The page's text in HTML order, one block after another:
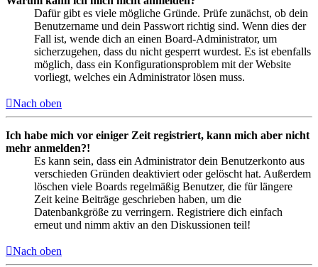
Dafür gibt es viele mögliche Gründe. Prüfe zunächst, ob dein
Benutzername und dein Passwort richtig sind. Wenn dies der
Fall ist, wende dich an einen Board-Administrator, um
sicherzugehen, dass du nicht gesperrt wurdest. Es ist ebenfalls
möglich, dass ein Konfigurationsproblem mit der Website
vorliegt, welches ein Administrator lösen muss.
Nach oben
Ich habe mich vor einiger Zeit registriert, kann mich aber nicht
mehr anmelden?!
Es kann sein, dass ein Administrator dein Benutzerkonto aus
verschieden Gründen deaktiviert oder gelöscht hat. Außerdem
löschen viele Boards regelmäßig Benutzer, die für längere
Zeit keine Beiträge geschrieben haben, um die
Datenbankgröße zu verringern. Registriere dich einfach
erneut und nimm aktiv an den Diskussionen teil!
Nach oben